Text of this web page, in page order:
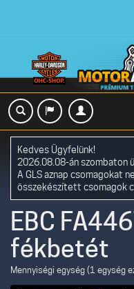
Kedves Ügyfelünk!
2026.08.08-án szombaton
A GLS aznap csomagokat
összekészített csomagok
EBC
fékbetét
Mennyiségi egység (1 egység